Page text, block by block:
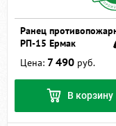
Ранец
РП-15 Ермак
Цена: 7 490 руб.
В корзину